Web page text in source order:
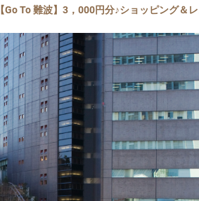
【Go To 難波】3，000円分♪ショッピング＆